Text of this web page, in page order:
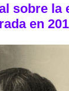
sobre
en